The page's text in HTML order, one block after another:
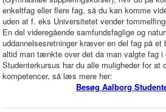
enkeltfag eller flere fag, så du kan komme
uden at f. eks Universitetet vender
En del videregående samfundsfaglige og
uddannelsesretninger kræver en del fag på
altid man tænkte over det da man valgte fag i
Studenterkursus har du alle muligheder for at
kompetencer, så læs mere her:
Besøg Aalborg